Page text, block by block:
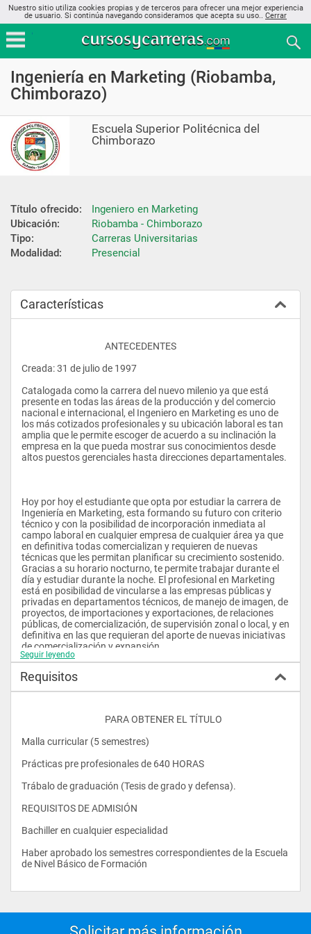
Nuestro sitio utiliza cookies propias y de terceros para ofrecer una mejor experiencia
de usuario. Si continúa navegando consideramos que acepta su uso.. Cerrar
Ingeniería en Marketing (Riobamba,
Chimborazo)
Escuela Superior Politécnica del
Chimborazo
Título ofrecido:
Ingeniero en Marketing
Ubicación:
Riobamba - Chimborazo
Tipo:
Carreras Universitarias
Modalidad:
Presencial
Características
					ANTECEDENTES
Creada: 31 de julio de 1997
Catalogada como la carrera del nuevo milenio ya que está
presente en todas las áreas de la producción y del comercio
nacional e internacional, el Ingeniero en Marketing es uno de
los más cotizados profesionales y su ubicación laboral es tan
amplia que le permite escoger de acuerdo a su inclinación la
empresa en la que pueda mostrar sus conocimientos desde
altos puestos gerenciales hasta direcciones departamentales.
Hoy por hoy el estudiante que opta por estudiar la carrera de
Ingeniería en Marketing, esta formando su futuro con criterio
técnico y con la posibilidad de incorporación inmediata al
campo laboral en cualquier empresa de cualquier área ya que
en definitiva todas comercializan y requieren de nuevas
técnicas que les permitan planificar su crecimiento sostenido.
Gracias a su horario nocturno, te permite trabajar durante el
día y estudiar durante la noche. El profesional en Marketing
está en posibilidad de vincularse a las empresas públicas y
privadas en departamentos técnicos, de manejo de imagen, de
proyectos, de importaciones y exportaciones, de relaciones
públicas, de comercialización, de supervisión zonal o local, y en
definitiva en las que requieran del aporte de nuevas iniciativas
de comercialización y expansión.
Entregar a la sociedad empresarial local y del país
responder a los retos mercadológicos y comerciales de la
nueva gestión administrativa del siglo XXI.
Incentivar la no dependencia laboral a través de la creación de
nuevas empresas que oferten al mercado productos y
servicios mejorados e innovados como un aporte al desarrollo
y crecimiento empresarial del país.
Fomentar la creatividad, trabajo en equipo, sentido de
pertenencia, participación, autoestima y compromiso
institucional.
CAMPO OCUPACIONAL
• Empresas privadas como Gerentes de Marketing
Seguir leyendo
Requisitos
					PARA OBTENER EL TÍTULO
Malla curricular (5 semestres)
Prácticas pre profesionales de 640 HORAS
Trábalo de graduación (Tesis de grado y defensa).
REQUISITOS DE ADMISIÓN
Bachiller en cualquier especialidad
Haber aprobado los semestres correspondientes de la Escuela
de Nivel Básico de Formación